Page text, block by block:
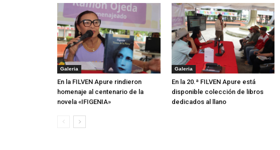
Galeria
En la FILVEN Apure rindieron
homenaje al centenario de la
novela «IFIGENIA»
Galeria
En la 20.ª FILVEN Apure está
disponible colección de libros
dedicados al llano